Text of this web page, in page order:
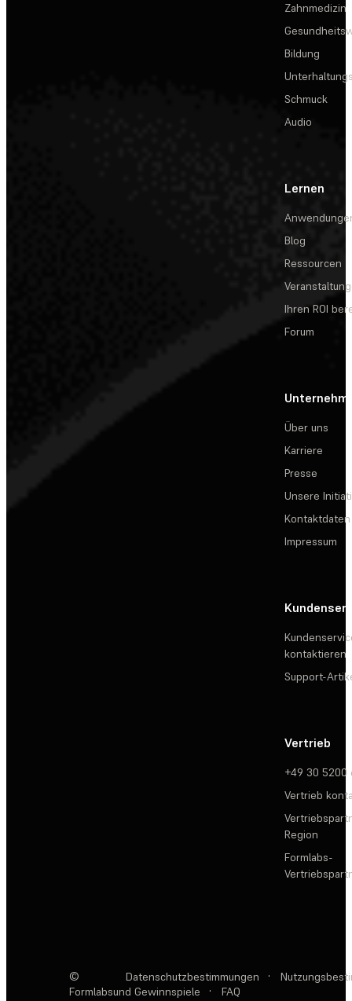
Zahnmedizin
Bildung
Schmuck
Audio
Lernen
Blog
Ressourcen
Ihren ROI
Forum
Über uns
Karriere
Presse
Unsere
Kontaktdaten
Impressum
kontaktieren
Support-
Vertrieb
+49 30 5200
Vertrieb
Region
Formlabs-
©
Formlabs
Datenschutzbestimmungen ·
und Gewinnspiele
· FAQ